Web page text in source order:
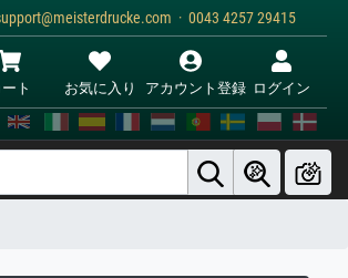
· 0043 4257 29415
ト お気に入り アカウント登録 ログイン